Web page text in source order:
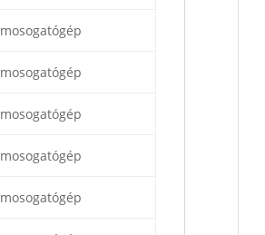
mosogatógép
mosogatógép
mosogatógép
mosogatógép
mosogatógép